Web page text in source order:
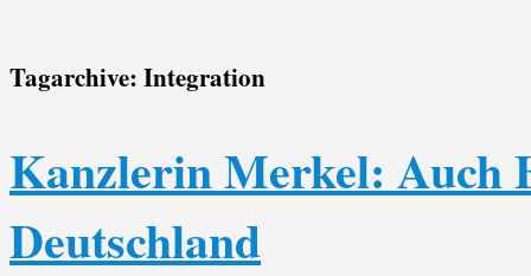
Tagarchive: Integration
Kanzlerin Merkel: Auch
Deutschland